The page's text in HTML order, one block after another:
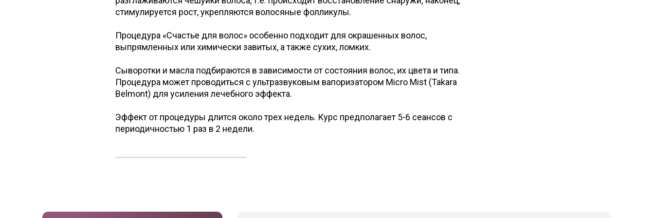
стимулируется рост, укрепляются волосяные фолликулы.
Процедура «Счастье для волос» особенно подходит для окрашенных волос,
выпрямленных или химически завитых, а также сухих, ломких.
Сыворотки и масла подбираются в зависимости от состояния волос, их цвета и типа.
Процедура может проводиться с ультразвуковым вапоризатором Micro Mist (Takara
Belmont) для усиления лечебного эффекта.
Эффект от процедуры длится около трех недель. Курс предполагает 5-6 сеансов с
периодичностью 1 раз в 2 недели.